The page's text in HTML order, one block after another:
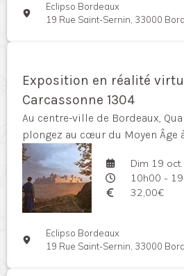
Eclipso Bordeaux
19 Rue Saint-Sernin, 33000
Exposition en réalité
Carcassonne 1304
Au centre-ville de Bordeaux,
plongez au cœur du Moyen Âge
Dim 19
10h00 -
32,00€
Eclipso Bordeaux
19 Rue Saint-Sernin, 33000